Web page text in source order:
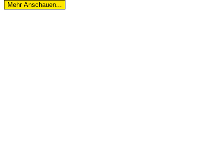
Mehr Anschauen...